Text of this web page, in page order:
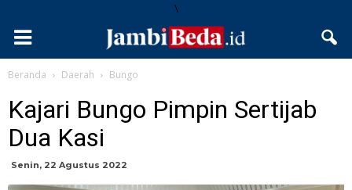
\
Beranda Daerah Bungo
Kajari Bungo Pimpin Sertijab
Dua Kasi
Senin, 22 Agustus 2022